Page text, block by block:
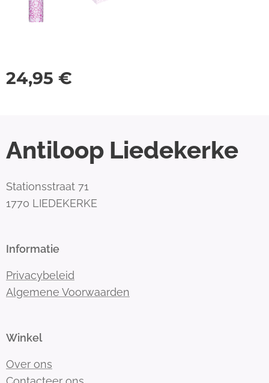
24,95 €
Antiloop Liedekerke
Stationsstraat 71
1770 LIEDEKERKE
Informatie
Privacybeleid
Algemene Voorwaarden
Winkel
Over ons